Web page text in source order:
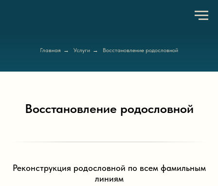
Главная → Услуги → Восстановление родословной
Восстановление родословной
Реконструкция родословной по всем фамильным
линиям